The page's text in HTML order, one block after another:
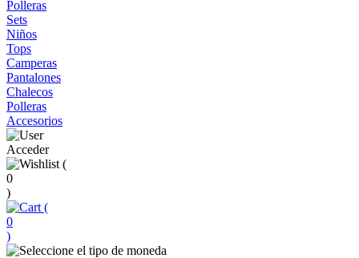
Polleras
Sets
Niños
Tops
Camperas
Pantalones
Chalecos
Polleras
Accesorios
Acceder
(
0
)
(
0
)